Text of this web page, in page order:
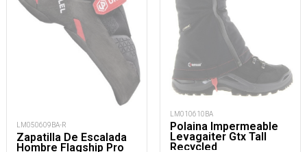
LM050609BA-R
Zapatilla De Escalada
Hombre Flagship Pro
LM010610BA
Polaina Impermeable
Levagaiter Gtx Tall
Recycled